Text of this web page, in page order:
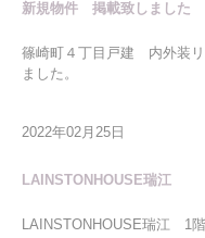
新規物件 掲載致しました
篠崎町４丁目戸建 内外装
ました。
2022年02月25日
LAINSTONHOUSE瑞江
LAINSTONHOUSE瑞江 1